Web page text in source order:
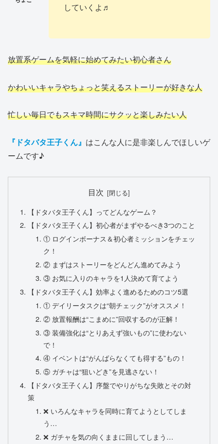
していくよ♬
放置系ゲームを気軽に始めてみたい初心者さん
かわいいキャラやちょっと笑えるストーリーが好きな人
忙しい毎日でもスキマ時間にサクッと楽しみたい人
『ドタバタ王子くん』 はこんな人に是非楽しんでほしいゲ
ームです♪
目次
【ドタバタ王子くん】ってどんなゲーム？
【ドタバタ王子くん】初心者がまずやるべき3つのこと
① ログインボーナス＆初心者ミッションをチェッ
ク！
② まずはストーリーをどんどん進めてみよう
③ お気に入りのキャラを1人決めて育てよう
【ドタバタ王子くん】効率よく進めるためのコツ5選
① デイリータスクは“朝チェック”がオススメ！
② 放置報酬は“こまめに”回収するのが正解！
③ 装備強化は“とりあえず強いもの”に使わない
で！
④ イベントは“がんばらなくても得する”もの！
⑤ ガチャは“狙いどき”を見逃さない！
【ドタバタ王子くん】序盤でやりがちな失敗とその対
策
❌ いろんなキャラを同時に育てようとしてしま
う…
❌ ガチャを気の向くままに回してしまう…